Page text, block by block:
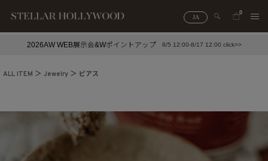
JA
0
#スタッフイチ押し（通勤パールアクセ）
2026AW WEB展示会&Wポイントアップ 8/5 12:00-8/17 12:00 click>>
ALL ITEM Jewelry ピアス